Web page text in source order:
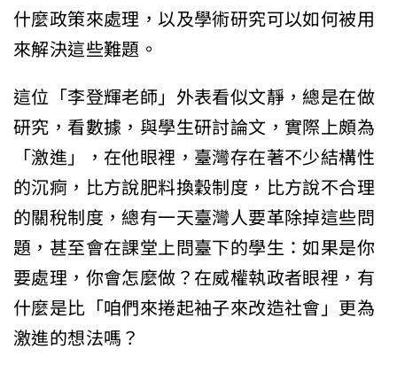
什麼政策來處理，以及學術研究可以如何被用
來解決這些難題。
這位「李登輝老師」外表看似文靜，總是在做
研究，看數據，與學生研討論文，實際上頗為
「激進」，在他眼裡，臺灣存在著不少結構性
的沉痾，比方說肥料換穀制度，比方說不合理
的關稅制度，總有一天臺灣人要革除掉這些問
題，甚至會在課堂上問臺下的學生：如果是你
要處理，你會怎麼做？在威權執政者眼裡，有
什麼是比「咱們來捲起袖子來改造社會」更為
激進的想法嗎？